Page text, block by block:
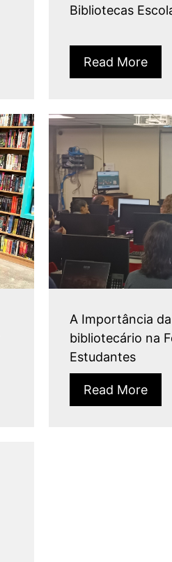
Bibliotecas
Read More
A Importância
bibliotecário na
Estudantes
Read More